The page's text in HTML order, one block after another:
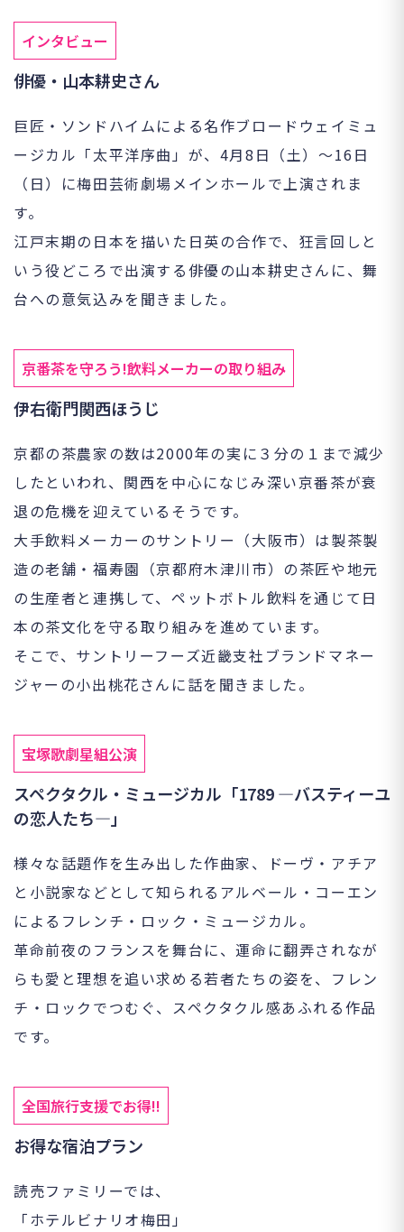
インタビュー
俳優・山本耕史さん
巨匠・ソンドハイムによる名作ブロードウェイミュ
ージカル「太平洋序曲」が、4月8日（土）〜16日
（日）に梅田芸術劇場メインホールで上演されま
す。
江戸末期の日本を描いた日英の合作で、狂言回しと
いう役どころで出演する俳優の山本耕史さんに、舞
台への意気込みを聞きました。
京番茶を守ろう!飲料メーカーの取り組み
伊右衛門関西ほうじ
京都の茶農家の数は2000年の実に３分の１まで減少
したといわれ、関西を中心になじみ深い京番茶が衰
退の危機を迎えているそうです。
大手飲料メーカーのサントリー（大阪市）は製茶製
造の老舗・福寿園（京都府木津川市）の茶匠や地元
の生産者と連携して、ペットボトル飲料を通じて日
本の茶文化を守る取り組みを進めています。
そこで、サントリーフーズ近畿支社ブランドマネー
ジャーの小出桃花さんに話を聞きました。
宝塚歌劇星組公演
スペクタクル・ミュージカル「1789 ―バスティーユ
の恋人たち―」
様々な話題作を生み出した作曲家、ドーヴ・アチア
と小説家などとして知られるアルベール・コーエン
によるフレンチ・ロック・ミュージカル。
革命前夜のフランスを舞台に、運命に翻弄されなが
らも愛と理想を追い求める若者たちの姿を、フレン
チ・ロックでつむぐ、スペクタクル感あふれる作品
です。
全国旅行支援でお得!!
お得な宿泊プラン
読売ファミリーでは、
「ホテルビナリオ梅田」